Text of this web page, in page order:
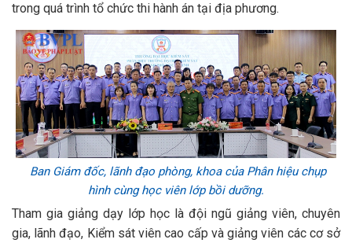
trong quá trình tổ chức thi hành án tại địa phương.
Ban Giám đốc, lãnh đạo phòng, khoa của Phân hiệu chụp
hình cùng học viên lớp bồi dưỡng.
Tham gia giảng dạy lớp học là đội ngũ giảng viên, chuyên
gia, lãnh đạo, Kiểm sát viên cao cấp và giảng viên các cơ sở